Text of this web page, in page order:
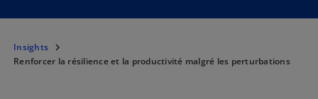
Insights
Renforcer la résilience et la productivité malgré les perturbations